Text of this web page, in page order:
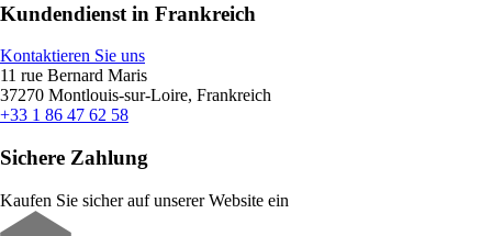
Kundendienst in Frankreich
Kontaktieren Sie uns
11 rue Bernard Maris
37270 Montlouis-sur-Loire, Frankreich
+33 1 86 47 62 58
Sichere Zahlung
Kaufen Sie sicher auf unserer Website ein